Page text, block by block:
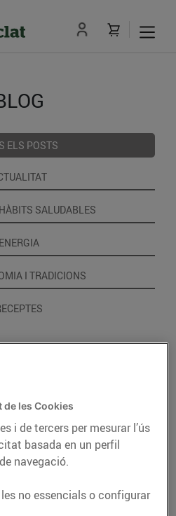
ELS POSTS
SALUDABLES
ENERGIA
I TRADICIONS
les Cookies
i de tercers per mesurar l’ús
basada en un perfil
navegació.
no essencials o configurar